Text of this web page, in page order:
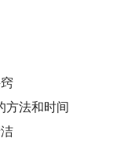
方法和时间